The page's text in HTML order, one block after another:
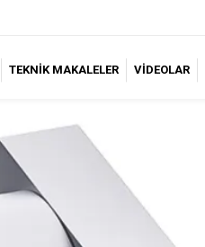
TEKNİK MAKALELER VİDEOLAR